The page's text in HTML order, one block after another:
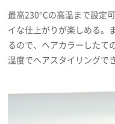
最高230°Cの高温まで設定
イな仕上がりが楽しめる。
るので、ヘアカラーしたて
温度でヘアスタイリングでき